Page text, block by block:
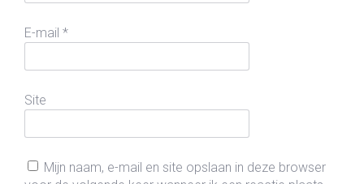
E-mail *
Site
Mijn naam, e-mail en site opslaan in deze browser